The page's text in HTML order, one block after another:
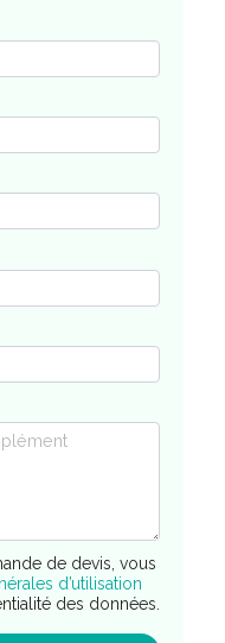
de devis, vous
d’utilisation
des données.